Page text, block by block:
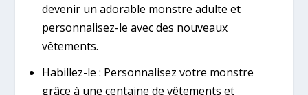
devenir un adorable monstre adulte et
personnalisez-le avec des nouveaux
vêtements.
Habillez-le : Personnalisez votre monstre
grâce à une centaine de vêtements et